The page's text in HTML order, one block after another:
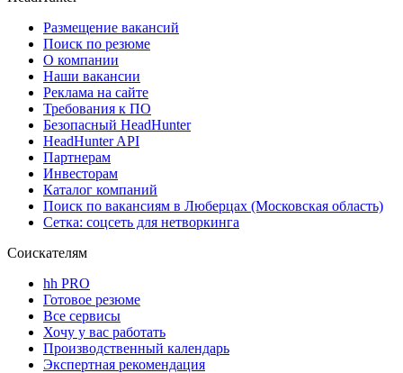
Размещение вакансий
Поиск по резюме
О компании
Наши вакансии
Реклама на сайте
Требования к ПО
Безопасный HeadHunter
HeadHunter API
Партнерам
Инвесторам
Каталог компаний
Поиск по вакансиям в Люберцах (Московская область)
Сетка: соцсеть для нетворкинга
Соискателям
hh PRO
Готовое резюме
Все сервисы
Хочу у вас работать
Производственный календарь
Экспертная рекомендация